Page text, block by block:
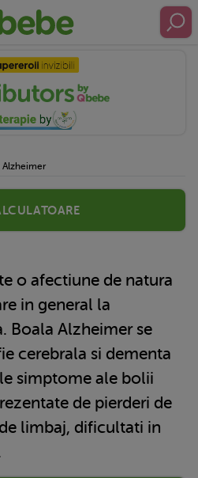
Alzheimer
o afectiune de natura
in general la
Boala Alzheimer se
cerebrala si dementa
simptome ale bolii
de pierderi de
limbaj, dificultati in